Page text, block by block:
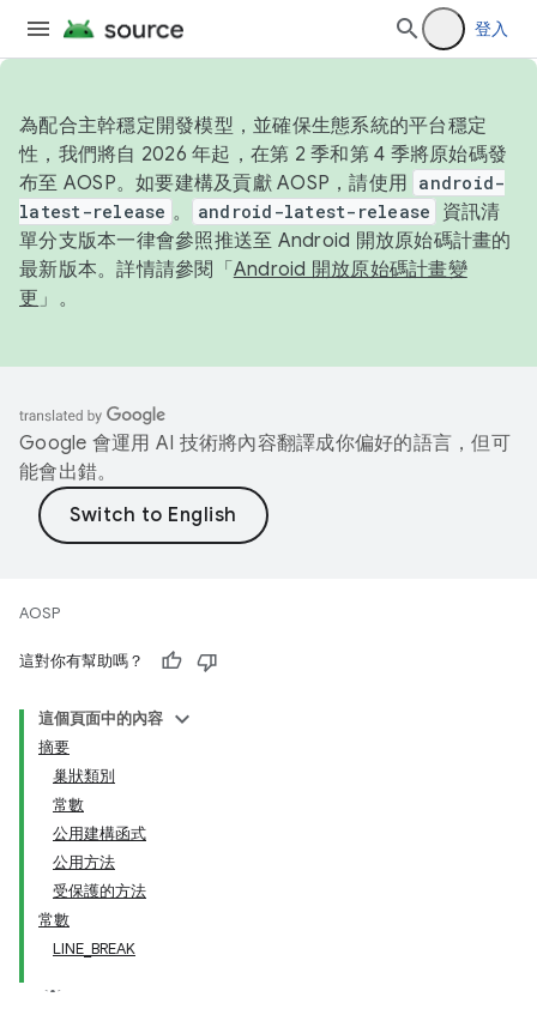
登入
為配合主幹穩定開發模型，並確保生態系統的平台穩定
性，我們將自 2026 年起，在第 2 季和第 4 季將原始碼發
布至 AOSP。如要建構及貢獻 AOSP，請使用 android-
latest-release 。 android-latest-release
資訊清
單分支版本一律會參照推送至 Android 開放原始碼計畫的
最新版本。詳情請參閱「 Android 開放原始碼計畫變
更 」。
Google 會運用 AI 技術將內容翻譯成你偏好的語言，但可
能會出錯。
AOSP
這對你有幫助嗎？
這個頁面中的內容
摘要
巢狀類別
常數
公用建構函式
公用方法
受保護的方法
常數
LINE_BREAK